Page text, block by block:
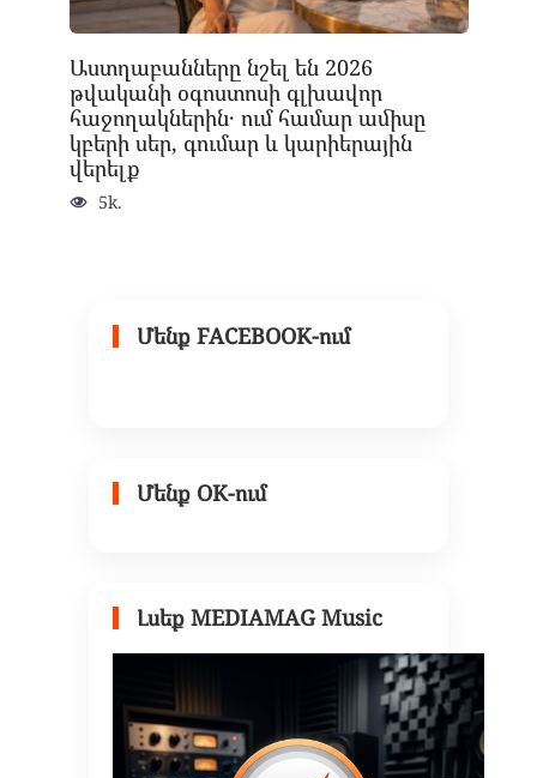
Աստղաբանները նշել են 2026
թվականի օգոստոսի գլխավոր
հաջողակներին․ ում համար ամիսը
կբերի սեր, գումար և կարիերային
վերելք
5k.
Մենք FACEBOOK-ում
Մենք OK-ում
Լսեք MEDIAMAG Music